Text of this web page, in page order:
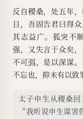
反自稷桑，处五年
日，吾固告君曰得
其志益广。狐突不
强，又失言于众矣
不可弭，是以深谋
不忘也，抑未有以致
太子申生从稷桑回
“我听说申生谋害